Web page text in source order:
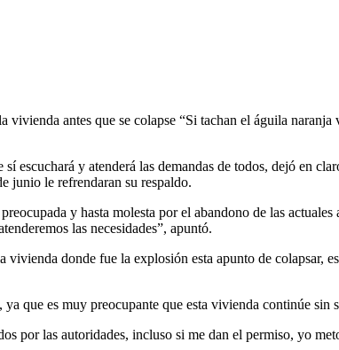
antes que se colapse “Si tachan el águila naranja
escuchará y atenderá las demandas de todos, dejó en
junio le refrendaran su respaldo.
y hasta molesta por el abandono de las
las necesidades”, apuntó.
donde fue la explosión esta apunto de colapsar,
que es muy preocupante que esta vivienda continúe sin
por las autoridades, incluso si me dan el permiso, yo